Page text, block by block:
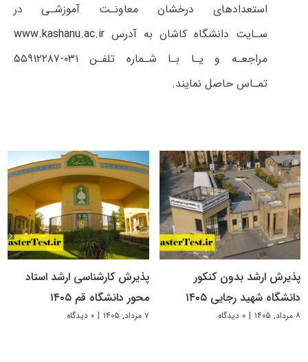
استعدادهای درخشان معاونـت آموزشـی در
سـایت دانشگاه کاشان به آدرسwww.kashanu.ac.ir
مراجعـه و یـا بـا شـماره تلفـن ۰۳۱-۵۵۹۱۲۲۸۷
تمـاس حاصل نمایند.
پذیرش ارشد بدون کنکور
دانشگاه شهید رجایی ۱۴۰۵
۸ مرداد, ۱۴۰۵ | ۰ دیدگاه
پذیرش کارشناسی ارشد استاد
محور دانشگاه قم ۱۴۰۵
۷ مرداد, ۱۴۰۵ | ۰ دیدگاه